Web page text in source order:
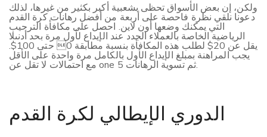
ولكن، إن بعض الأسواق تحظى بشعبية أكبر بكثير من غيرها، لذلك
دعونا نلقي نظرة فاحصة على أربعة من أفضل رهانات كرة القدم
التي يمكنك وضعها أون لاين. احصل على مكافأة الترحيب
الرياضية الخاصة بالعملاء الجدد عند الإيداع لأول مرة بحد أدنىلا
يقل عن 20$ لطلب هذه المكافأة بنسبة مطابقة 0 حتى 100$.
يجب المراهنة بمبلغ الإيداع الأول بالكامل مرة واحدة على الأقل
مع احتمالات لا تقل عن one 5 ثم تسوية الرهانات.
الدوري الإيطالي لكرة القدم